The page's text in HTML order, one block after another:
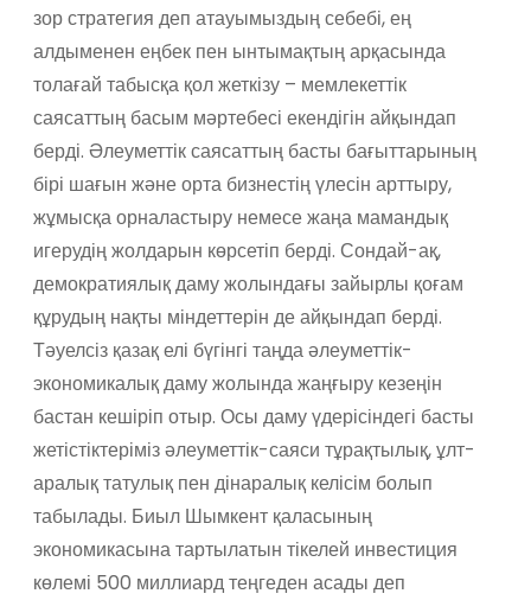
зор стратегия деп атауымыздың себебі, ең
алдыменен ең­бек пен ынтымақтың арқасында
толағай табысқа қол жеткізу – мемлекеттік
саясаттың басым мәртебесі екендігін айқындап
берді. Әлеуметтік саясаттың басты бағыттарының
бірі шағын және орта бизнестің үлесін арттыру,
жұмысқа орналастыру немесе жаңа мамандық
игерудің жолдарын көрсетіп берді. Сондай-ақ,
демократиялық даму жолындағы зайырлы қоғам
құрудың нақты міндеттерін де айқындап берді.
Тәуелсіз қазақ елі бүгінгі таңда әлеуметтік-
экономикалық даму жолында жаңғыру кезеңін
бастан кешіріп отыр. Осы даму үдерісіндегі басты
жетістіктеріміз әлеуметтік-саяси тұрақтылық, ұлт­
аралық татулық пен дінаралық келісім болып
табылады. Биыл Шымкент қаласының
экономикасына тартылатын тікелей инвестиция
көлемі 500 миллиард теңгеден асады деп